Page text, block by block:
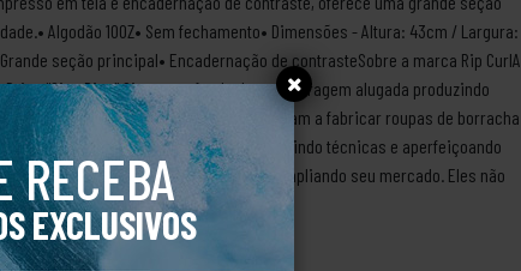
RECEBA
EXCLUSIVOS
Algodão 10OZ• Sem fechamento• Dimensões - Altura: 43cm / Largura:
seção principal• Encadernação de contrasteSobre a marca Rip CurlA
“Sing Ding” Singer, no fundo de uma garagem alugada produzindo
maior. Além das pranchas, começaram a fabricar roupas de borracha
da Austrália.Com o tempo foram adquirindo técnicas e aperfeiçoando
snowboard e navegadores, ampliando seu mercado. Eles não
e muito mais.Produto Original.